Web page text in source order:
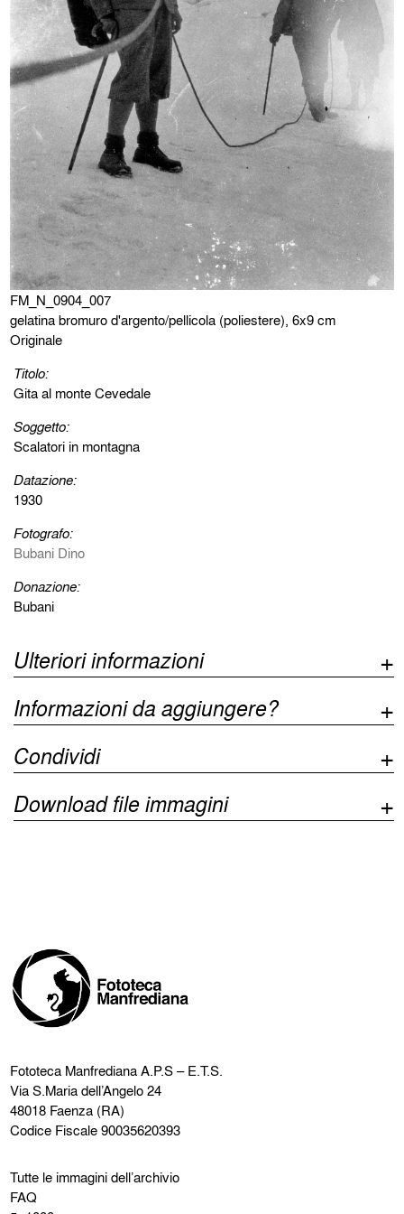
FM_N_0904_007
gelatina bromuro d'argento/pellicola (poliestere), 6x9 cm
Originale
Titolo:
Gita al monte Cevedale
Soggetto:
Scalatori in montagna
Datazione:
1930
Fotografo:
Bubani Dino
Donazione:
Bubani
Ulteriori informazioni
Informazioni da aggiungere?
Condividi
Download file immagini
Fototeca ManfredianaA.P.S – E.T.S.
Via S.Maria dell’Angelo 24
48018 Faenza (RA)
Codice Fiscale 90035620393
Tutte le immagini dell’archivio
FAQ